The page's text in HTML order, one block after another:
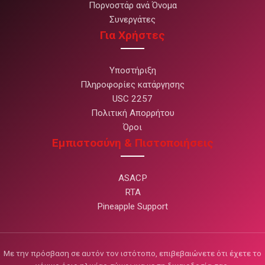
Πορνοστάρ ανά Όνομα
Συνεργάτες
Για Χρήστες
Υποστήριξη
Πληροφορίες κατάργησης
USC 2257
Πολιτική Απορρήτου
Όροι
Εμπιστοσύνη & Πιστοποιήσεις
ASACP
RTA
Pineapple Support
Με την πρόσβαση σε αυτόν τον ιστότοπο, επιβεβαιώνετε ότι έχετε το